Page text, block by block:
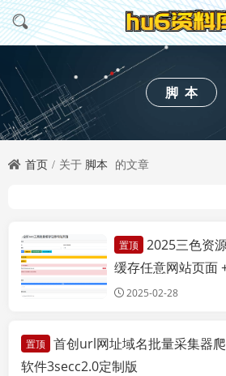
脚本
首页 关于 脚本 的文章
亲测源码
置顶 2025三色资
缓存任意网站页面
+url违禁词检测功能
2025-02-28
置顶 首创url网址域名批量采集器
软件3secc2.0定制版